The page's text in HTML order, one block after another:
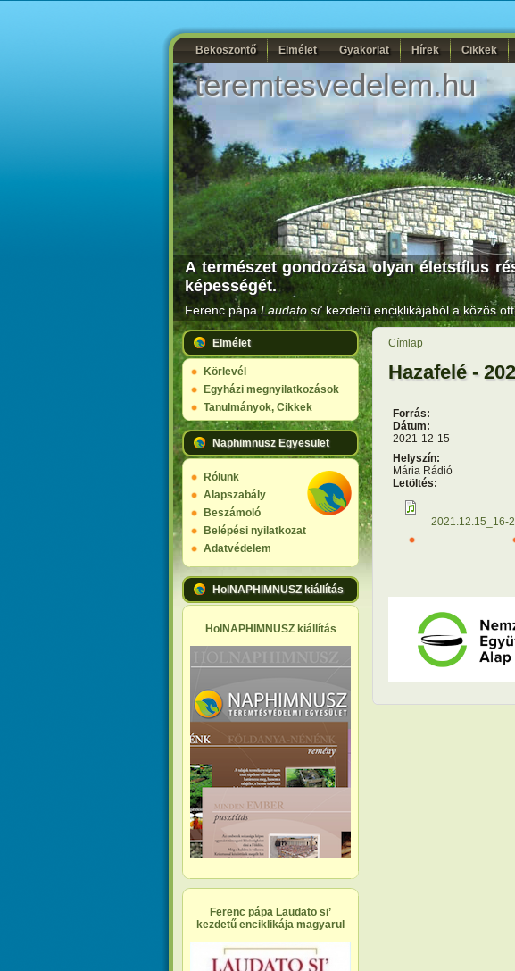
Beköszöntő Elmélet Gyakorlat Hírek Cikkek
teremtesvedelem.hu
A természet gondozása olyan életstílus
képességét.
Ferenc pápaLaudato si'kezdetű enciklikájából a közös
Elmélet
Körlevél
Egyházi megnyilatkozások
Tanulmányok, Cikkek
Naphimnusz Egyesület
Rólunk
Alapszabály
Beszámoló
Belépési nyilatkozat
Adatvédelem
HolNAPHIMNUSZ kiállítás
HolNAPHIMNUSZ kiállítás
Ferenc pápa Laudato si’
kezdetű enciklikája magyarul
Címlap
Hazafelé -
Forrás:
Dátum:
2021-12-15
Helyszín:
Mária Rádió
Letöltés:
2021.12.15_16-